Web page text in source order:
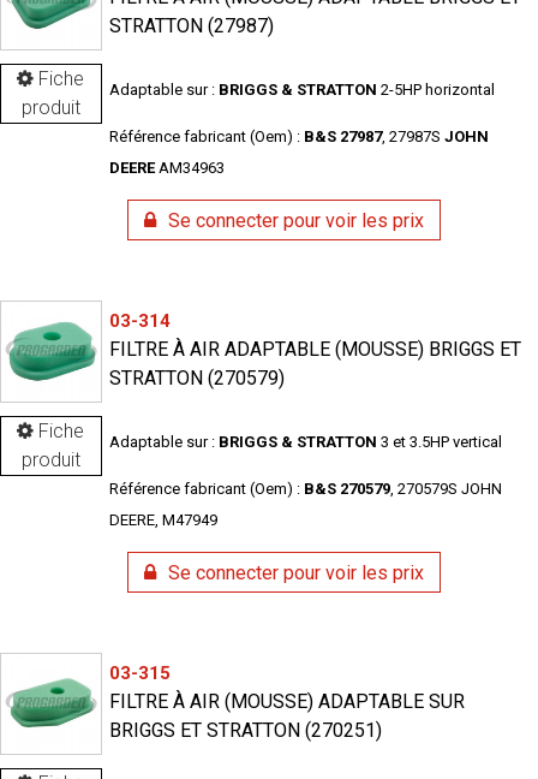
Fiche
produit
STRATTON (27987)
Adaptable sur : BRIGGS & STRATTON 2-5HP horizontal
Référence fabricant (Oem) : B&S 27987, 27987S JOHN
DEEREAM34963
Se connecter pour voir les prix
Fiche
produit
03-314
FILTRE À AIR ADAPTABLE (MOUSSE) BRIGGS ET
STRATTON (270579)
Adaptable sur : BRIGGS & STRATTON 3 et 3.5HP vertical
Référence fabricant (Oem) : B&S 270579, 270579S JOHN
DEERE, M47949
Se connecter pour voir les prix
03-315
FILTRE À AIR (MOUSSE) ADAPTABLE SUR
BRIGGS ET STRATTON (270251)